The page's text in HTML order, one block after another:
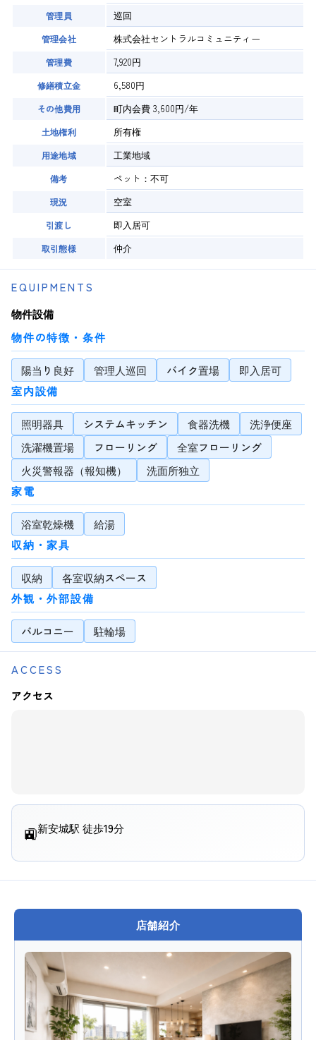
管理員 巡回
管理会社 株式会社セントラルコミュニティー
管理費 7,920円
修繕積立金 6,580円
その他費用 町内会費 3,600円/年
土地権利 所有権
用途地域 工業地域
備考 ペット：不可
現況 空室
引渡し 即入居可
取引態様 仲介
EQUIPMENTS
物件設備
物件の特徴・条件
陽当り良好 管理人巡回 バイク置場
即入居可
室内設備
照明器具 システムキッチン 食器洗機
洗浄便座
洗濯機置場
フローリング
全室フローリング
火災警報器（報知機）
洗面所独立
家電
浴室乾燥機
給湯
収納・家具
収納
各室収納スペース
外観・外部設備
バルコニー 駐輪場
ACCESS
アクセス
🚉新安城駅 徒歩19分
店舗紹介